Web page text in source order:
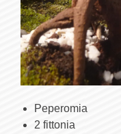
Peperomia
2 fittonia